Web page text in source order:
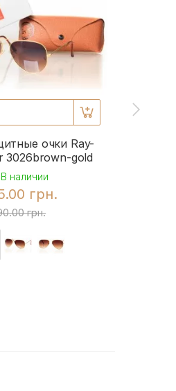
очки Ray-
3026brown-gold
В наличии
грн.
грн.